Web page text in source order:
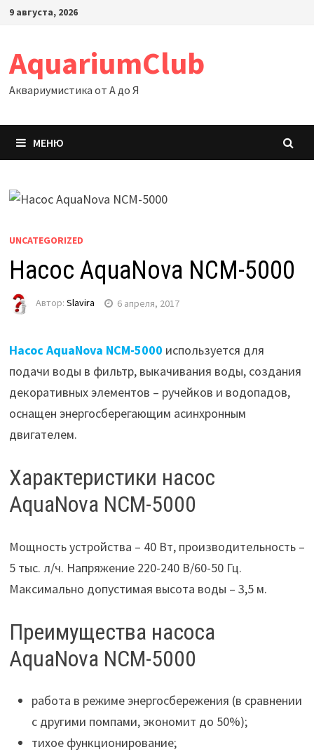
Перейти
9 августа, 2026
AquariumClub
Аквариумистика от А до Я
МЕНЮ
UNCATEGORIZED
Насос AquaNova NCM-5000
Автор: Slavira 6 апреля, 2017
Насос AquaNova NCM-5000 используется для
подачи воды в фильтр, выкачивания воды, создания
декоративных элементов – ручейков и водопадов,
оснащен энергосберегающим асинхронным
двигателем.
Характеристики насос
AquaNova NCM-5000
Мощность устройства – 40 Вт, производительность –
5 тыс. л/ч. Напряжение 220-240 В/60-50 Гц.
Максимально допустимая высота воды – 3,5 м.
Преимущества насоса
AquaNova NCM-5000
работа в режиме энергосбережения (в сравнении
с другими помпами, экономит до 50%);
тихое функционирование;